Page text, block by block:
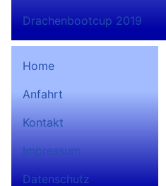
Drachenbootcup 2019
Home
Anfahrt
Kontakt
Impressum
Datenschutz